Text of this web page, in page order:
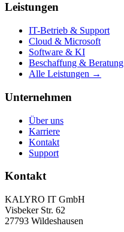
Leistungen
IT-Betrieb & Support
Cloud & Microsoft
Software & KI
Beschaffung & Beratung
Alle Leistungen →
Unternehmen
Über uns
Karriere
Kontakt
Support
Kontakt
KALYRO IT GmbH
Visbeker Str. 62
27793 Wildeshausen